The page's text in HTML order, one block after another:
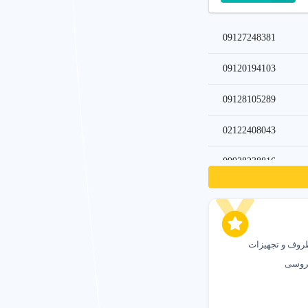
09127248381
09120194103
09128105289
02122408043
09938238816
02126851304
و تجهیزات
دیده شدن در زمان و جای درست
تا در جستجوهای مرتبط، در